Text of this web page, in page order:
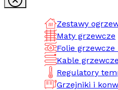
Zestawy
Maty grzewcze
Folie
Kable grzewcze
Regulatory
Grzejniki i